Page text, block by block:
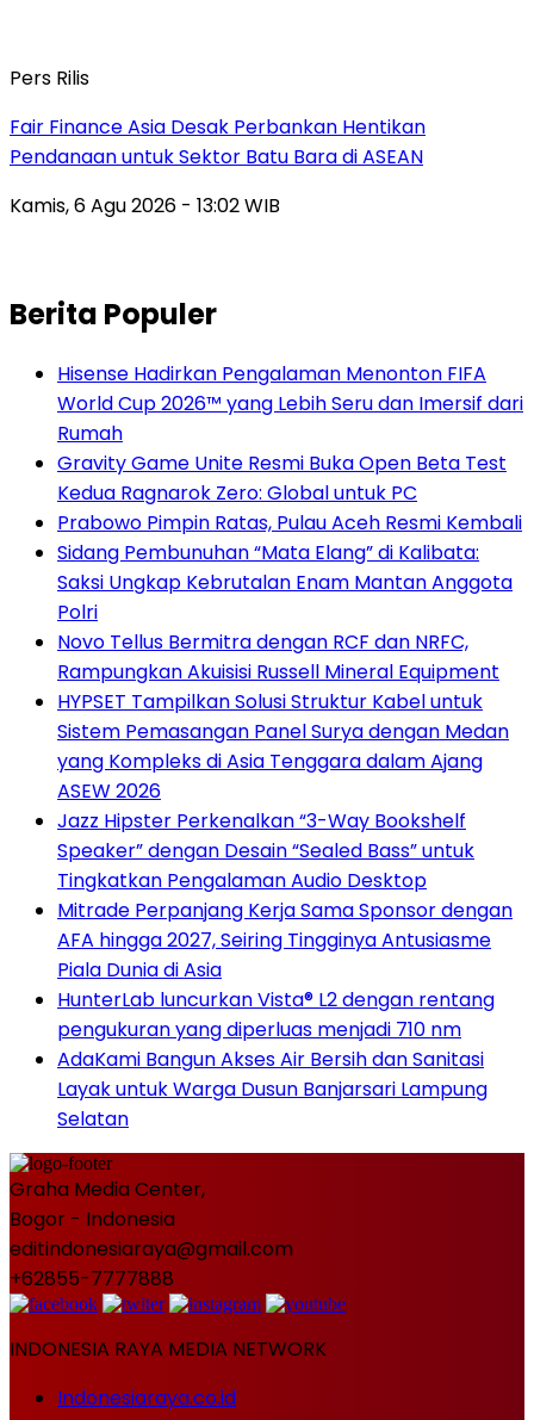
Pers Rilis
Fair Finance Asia Desak Perbankan Hentikan
Pendanaan untuk Sektor Batu Bara di ASEAN
Kamis, 6 Agu 2026 - 13:02 WIB
Berita Populer
Hisense Hadirkan Pengalaman Menonton FIFA
World Cup 2026™ yang Lebih Seru dan Imersif dari
Rumah
Gravity Game Unite Resmi Buka Open Beta Test
Kedua Ragnarok Zero: Global untuk PC
Prabowo Pimpin Ratas, Pulau Aceh Resmi Kembali
Sidang Pembunuhan “Mata Elang” di Kalibata:
Saksi Ungkap Kebrutalan Enam Mantan Anggota
Polri
Novo Tellus Bermitra dengan RCF dan NRFC,
Rampungkan Akuisisi Russell Mineral Equipment
HYPSET Tampilkan Solusi Struktur Kabel untuk
Sistem Pemasangan Panel Surya dengan Medan
yang Kompleks di Asia Tenggara dalam Ajang
ASEW 2026
Jazz Hipster Perkenalkan “3-Way Bookshelf
Speaker” dengan Desain “Sealed Bass” untuk
Tingkatkan Pengalaman Audio Desktop
Mitrade Perpanjang Kerja Sama Sponsor dengan
AFA hingga 2027, Seiring Tingginya Antusiasme
Piala Dunia di Asia
HunterLab luncurkan Vista® L2 dengan rentang
pengukuran yang diperluas menjadi 710 nm
AdaKami Bangun Akses Air Bersih dan Sanitasi
Layak untuk Warga Dusun Banjarsari Lampung
Selatan
Graha Media Center,
Bogor - Indonesia
editindonesiaraya@gmail.com
+62855-7777888
INDONESIA RAYA MEDIA NETWORK
Indonesiaraya.co.id